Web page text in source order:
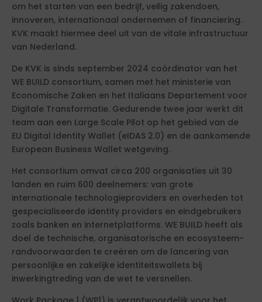
om het starten van een bedrijf, veilig zakendoen,
innoveren, internationaal ondernemen of financiering.
KVK maakt hiermee deel uit van de vitale infrastructuur
van Nederland.
De KVK is sinds september 2024 coördinator van het
WE BUILD consortium, samen met het ministerie van
Economische Zaken en het Italiaans Departement voor
Digitale Transformatie. Gedurende twee jaar werkt dit
team aan een Large Scale Pilot op het gebied van de
EU Digital Identity Wallet (eIDAS 2.0) en de aankomende
European Business Wallet wetgeving.
Het consortium omvat circa 200 organisaties uit 30
landen en ruim 600 deelnemers: van grote
internationale technologieproviders en overheden tot
gespecialiseerde identity providers en eindgebruikers
zoals banken en internetplatforms. WE BUILD heeft als
doel de technische, organisatorische en ecosysteem-
randvoorwaarden te creëren om de lancering van
persoonlijke en zakelijke identiteitswallets bij
inwerkingtreding van de wet te versnellen.